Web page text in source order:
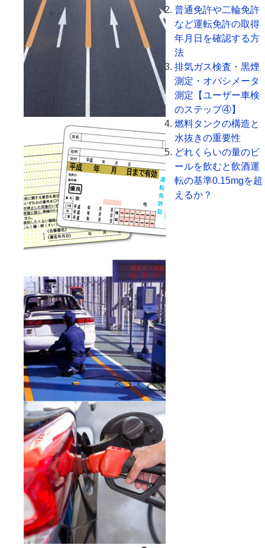
普通免許や二輪免許
など運転免許の取得
年月日を確認する方
法
排気ガス検査・黒煙
測定・オパシメータ
測定【ユーザー車検
のステップ④】
燃料タンクの構造と
水抜きの重要性
どれくらいの量のビ
ールを飲むと飲酒運
転の基準0.15mgを超
えるか？